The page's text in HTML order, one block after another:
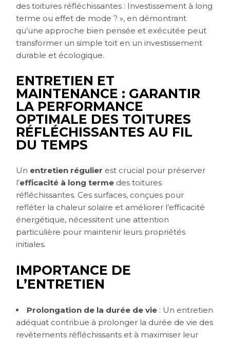
des toitures réfléchissantes : Investissement à long
terme ou effet de mode ? », en démontrant
qu’une approche bien pensée et exécutée peut
transformer un simple toit en un investissement
durable et écologique.
ENTRETIEN ET
MAINTENANCE : GARANTIR
LA PERFORMANCE
OPTIMALE DES TOITURES
RÉFLÉCHISSANTES AU FIL
DU TEMPS
Un entretien régulier est crucial pour préserver
l’efficacité à long terme des toitures
réfléchissantes. Ces surfaces, conçues pour
refléter la chaleur solaire et améliorer l’efficacité
énergétique, nécessitent une attention
particulière pour maintenir leurs propriétés
initiales.
IMPORTANCE DE
L’ENTRETIEN
Prolongation de la durée de vie : Un entretien
adéquat contribue à prolonger la durée de vie des
revêtements réfléchissants et à maximiser leur